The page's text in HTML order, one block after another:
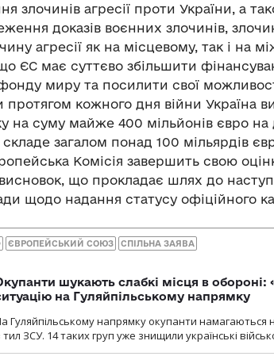
злочинів агресії проти України, а
доказів воєнних злочинів,
агресії як на місцевому, так і на
ЄС має суттєво збільшити
миру та посилити свої
протягом кожного дня війни Україна
на суму майже 400 мільйонів євро
загалом понад 100 мільярдів
Комісія завершить свою
що прокладає шлях до
щодо надання статусу офіційного
ЄВРОПЕЙСЬКИЙ СОЮЗ СПІЛЬНА ЗАЯВА
шукають слабкі місця в обороні:
на Гуляйпільському напрямку
Гуляйпільському напрямку окупанти
тил ЗСУ. 14 таких груп уже знищили українські